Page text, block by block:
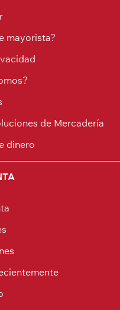
mayorista?
de Mercadería
dinero